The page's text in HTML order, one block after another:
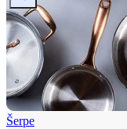
Šerpe